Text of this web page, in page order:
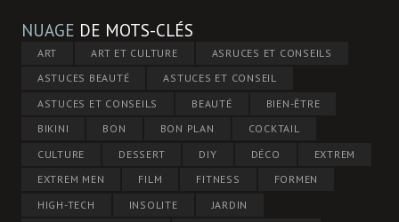
NUAGE DE MOTS-CLÉS
ART ART ET CULTURE
ASRUCES ET CONSEILS
ASTUCES BEAUTÉ
ASTUCES ET CONSEIL
ASTUCES ET CONSEILS
BEAUTÉ
BIEN-ÊTRE
BIKINI
BON BON PLAN
COCKTAIL
CULTURE
DESSERT DIY DÉCO
EXTREM
EXTREM MEN
FILM FITNESS
FORMEN
HIGH-TECH
INSOLITE
JARDIN